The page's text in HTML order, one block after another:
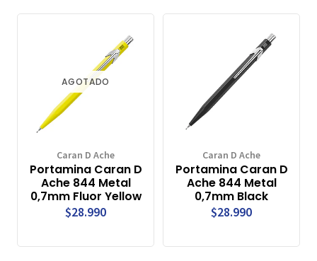
AGOTADO
Caran D Ache
Portamina Caran D
Ache 844 Metal
0,7mm Fluor Yellow
$28.990
Caran D Ache
Portamina Caran D
Ache 844 Metal
0,7mm Black
$28.990